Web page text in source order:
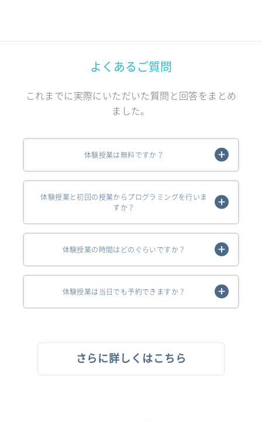
よくあるご質問
これまでに実際にいただいた質問と回答をまとめ
ました。
体験授業は無料ですか？
体験授業と初回の授業からプログラミングを行いま
すか？
体験授業の時間はどのぐらいですか？
体験授業は当日でも予約できますか？
さらに詳しくはこちら